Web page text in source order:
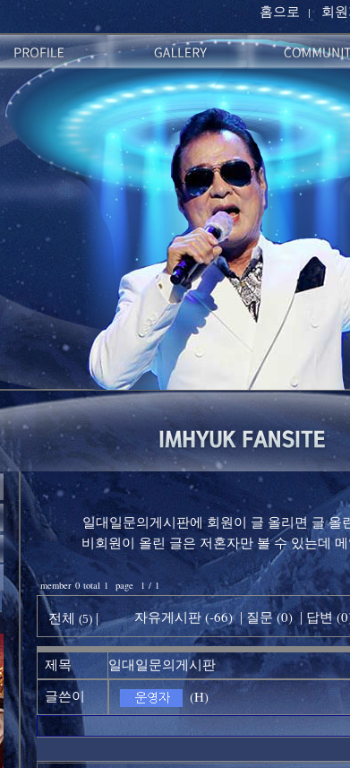
홈으로 회
일대일문의게시판에 회원이 글 올리면 글
비회원이 올린 글은 저혼자만 볼 수 있는데
member 0 total 1 page 1 / 1
전체 (5)| 자유게시판 (-66) | 질문 (0) | 답변
제목 일대일문의게시판
글쓴이 (H)